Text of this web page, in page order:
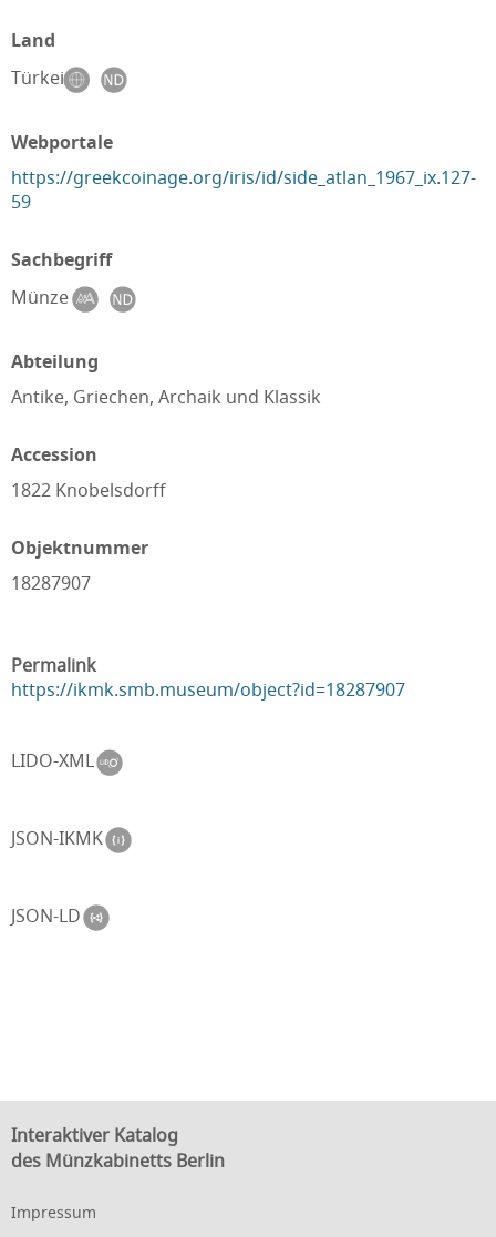
Land
Türkei
Webportale
https://greekcoinage.org/iris/id/side_atlan_1967_ix.127-
59
Sachbegriff
Münze
Abteilung
Antike, Griechen, Archaik und Klassik
Accession
1822 Knobelsdorff
Objektnummer
18287907
Permalink
https://ikmk.smb.museum/object?id=18287907
LIDO-XML
JSON-IKMK
JSON-LD
Interaktiver Katalog
des Münzkabinetts Berlin
Impressum